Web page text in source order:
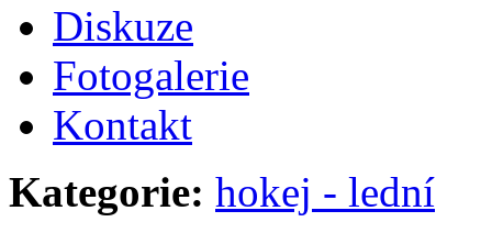
Diskuze
Fotogalerie
Kontakt
Kategorie: hokej - lední